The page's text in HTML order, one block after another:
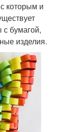
которым и
с бумагой,
изделия.